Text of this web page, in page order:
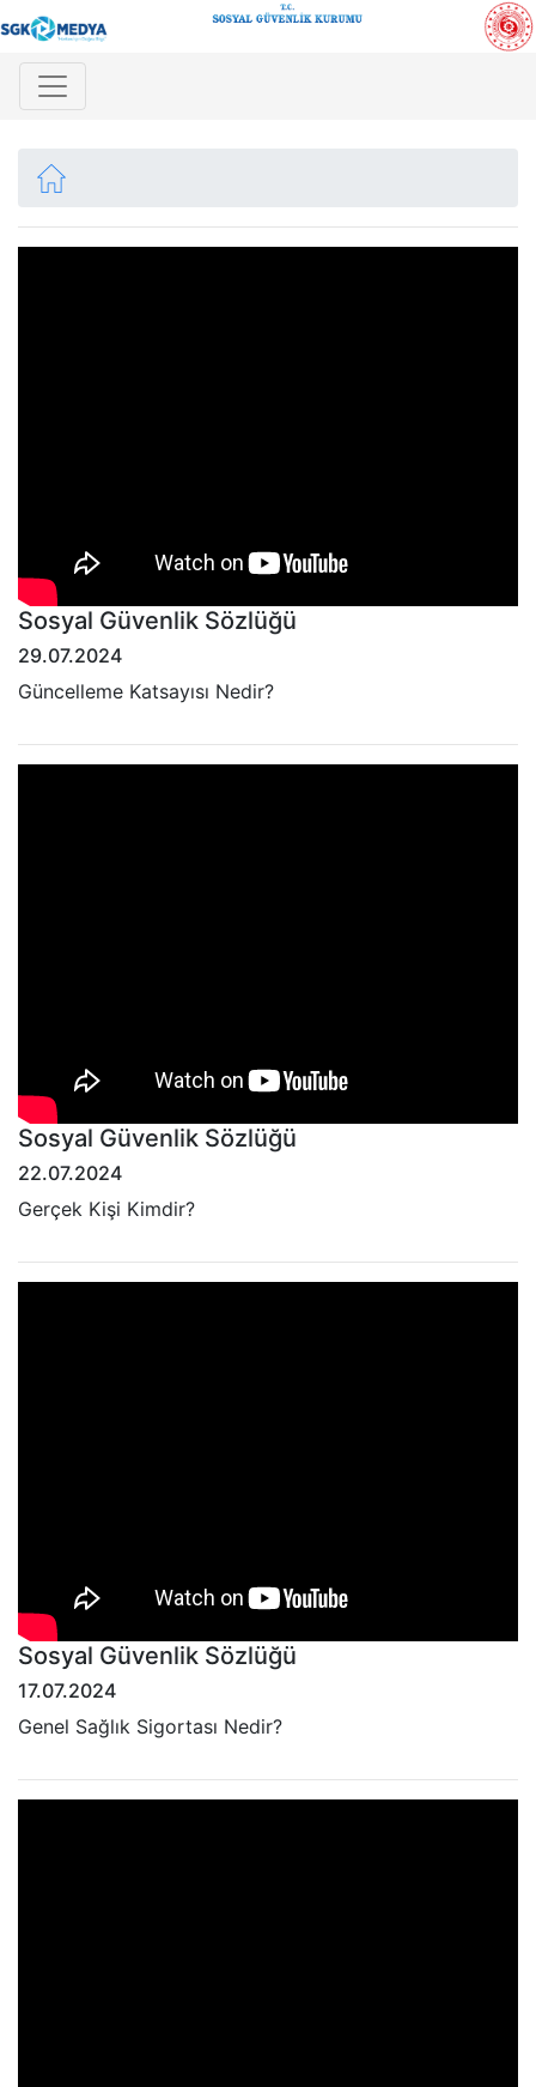
Sosyal Güvenlik Sözlüğü
29.07.2024
Güncelleme Katsayısı Nedir?
Sosyal Güvenlik Sözlüğü
22.07.2024
Gerçek Kişi Kimdir?
Sosyal Güvenlik Sözlüğü
17.07.2024
Genel Sağlık Sigortası Nedir?